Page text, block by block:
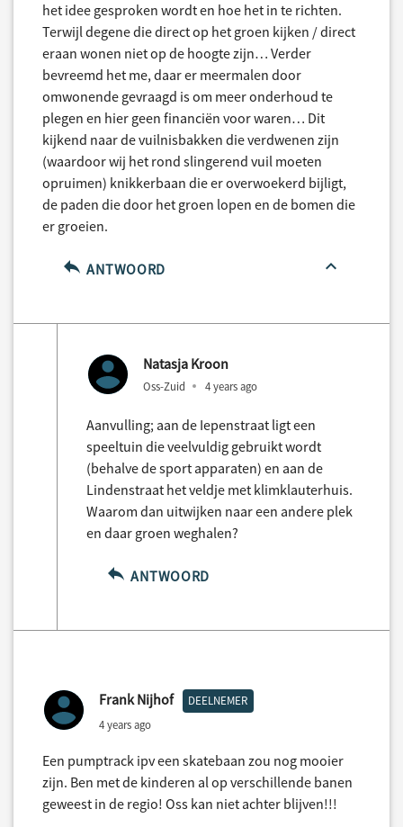
het idee gesproken wordt en hoe het in te richten.
Terwijl degene die direct op het groen kijken / direct
eraan wonen niet op de hoogte zijn… Verder
bevreemd het me, daar er meermalen door
omwonende gevraagd is om meer onderhoud te
plegen en hier geen financiën voor waren… Dit
kijkend naar de vuilnisbakken die verdwenen zijn
(waardoor wij het rond slingerend vuil moeten
opruimen) knikkerbaan die er overwoekerd bijligt,
de paden die door het groen lopen en de bomen die
er groeien.
ANTWOORD
Natasja Kroon
Oss-Zuid 4 years ago
Aanvulling; aan de Iepenstraat ligt een
speeltuin die veelvuldig gebruikt wordt
(behalve de sport apparaten) en aan de
Lindenstraat het veldje met klimklauterhuis.
Waarom dan uitwijken naar een andere plek
en daar groen weghalen?
ANTWOORD
Frank Nijhof DEELNEMER
4 years ago
Een pumptrack ipv een skatebaan zou nog mooier
zijn. Ben met de kinderen al op verschillende banen
geweest in de regio! Oss kan niet achter blijven!!!